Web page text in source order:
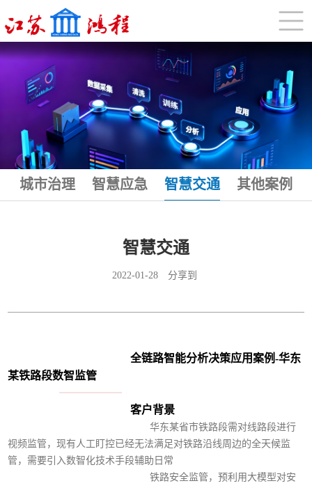
城市治理 智慧应急 智慧交通 其他案例
智慧交通
2022-01-28 分享到
全链路智能分析决策应用案例-华东
某铁路段数智监管
客户背景
华东某省市铁路段需对线路段进行
视频监管，现有人工盯控已经无法满足对铁路沿线周边的全天候监
管，需要引入数智化技术手段辅助日常
铁路安全监管，预利用大模型对安